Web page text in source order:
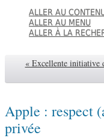
ALLER AU
ALLER AU MENU
ALLER À LA
« Excellente initiative
Apple : respect
privée